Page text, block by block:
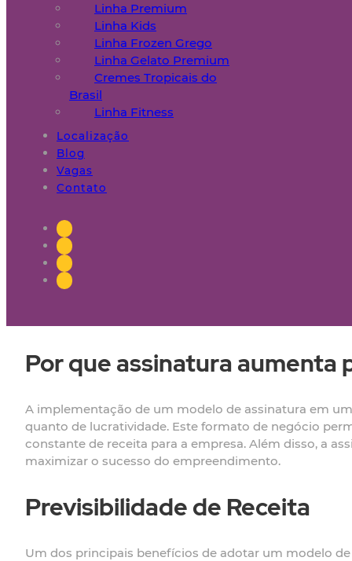
Linha Premium
Linha Kids
Linha Frozen Grego
Linha Gelato Premium
Cremes Tropicais do
Brasil
Linha Fitness
Localização
Blog
Vagas
Contato
Por que assinatura aumenta
A implementação de um modelo de assinatura em
quanto de lucratividade. Este formato de negócio
constante de receita para a empresa. Além disso, a
maximizar o sucesso do empreendimento.
Previsibilidade de Receita
Um dos principais benefícios de adotar um modelo